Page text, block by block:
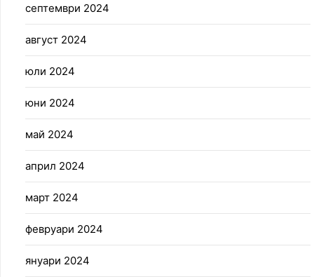
септември 2024
август 2024
юли 2024
юни 2024
май 2024
април 2024
март 2024
февруари 2024
януари 2024